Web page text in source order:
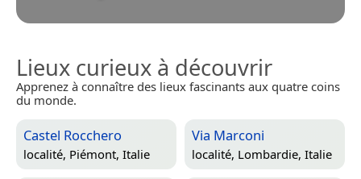
Lieux curieux à découvrir
Apprenez à connaître des lieux fascinants aux quatre coins
du monde.
Castel Rocchero
localité, Piémont, Italie
Via Marconi
localité, Lombardie, Italie